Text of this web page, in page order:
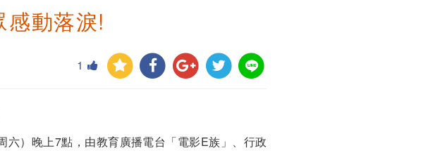
感動落淚!
1
六）晚上7點，由教育廣播電台「電影E族」、行政